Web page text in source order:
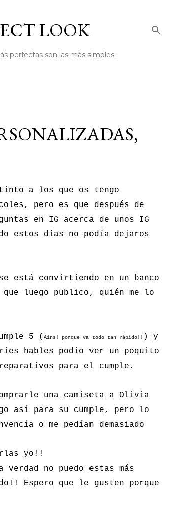
LOOK
perfectas son las más simples.
a los que os tengo
pero es que después de
en IG acerca de unos IG
estos días no podía dejaros
está convirtiendo en un banco
que luego publico, quién me lo
5 ( Ains! porque va todo tan rápido!! ) y
hables podio ver un poquito
para el cumple.
una camiseta a Olivia
así para su cumple, pero lo
o me pedían demasiado
yo!!
no puedo estas más
Espero que le gusten porque